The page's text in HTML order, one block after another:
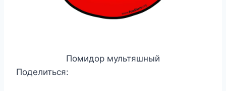
Помидор мультяшный
Поделиться: